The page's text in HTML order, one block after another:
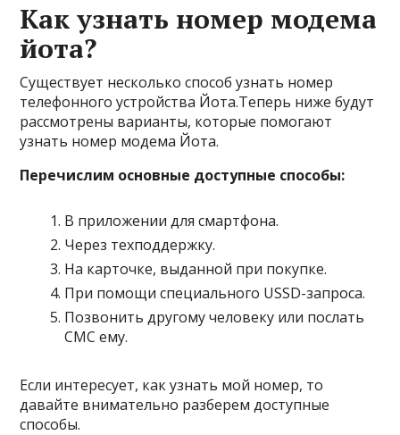
Как узнать номер модема
йота?
Существует несколько способ узнать номер
телефонного устройства Йота.Теперь ниже будут
рассмотрены варианты, которые помогают
узнать номер модема Йота.
Перечислим основные доступные способы:
В приложении для смартфона.
Через техподдержку.
На карточке, выданной при покупке.
При помощи специального USSD-запроса.
Позвонить другому человеку или послать
СМС ему.
Если интересует, как узнать мой номер, то
давайте внимательно разберем доступные
способы.